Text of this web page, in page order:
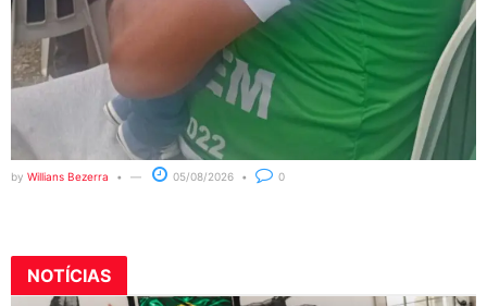
by Willians Bezerra 05/08/2026 0
NOTÍCIAS